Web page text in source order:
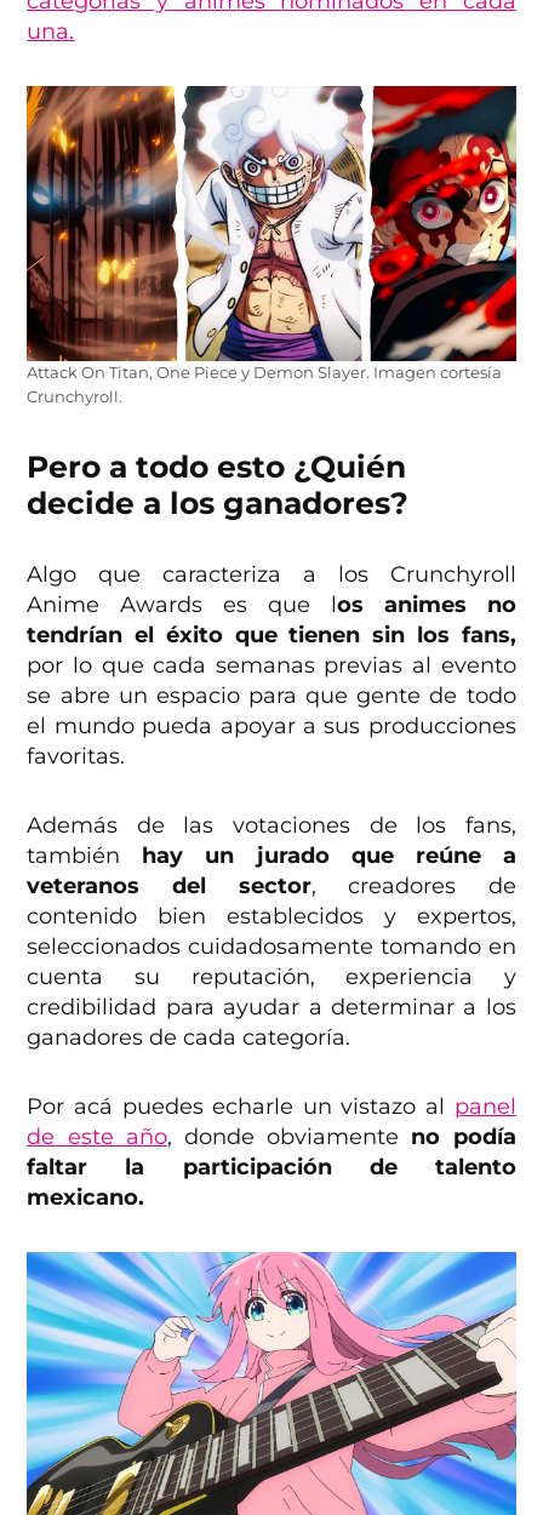
una.
Attack On Titan, One Piece y Demon Slayer. Imagen cortesía
Crunchyroll.
Pero a todo esto ¿Quién
decide a los ganadores?
Algo que caracteriza a los Crunchyroll
Anime Awards es que los animes no
tendrían el éxito que tienen sin los fans,
por lo que cada semanas previas al evento
se abre un espacio para que gente de todo
el mundo pueda apoyar a sus producciones
favoritas.
Además de las votaciones de los fans,
también hay un jurado que reúne a
veteranos del sector,
creadores de
contenido bien establecidos y expertos,
seleccionados cuidadosamente tomando en
cuenta su reputación, experiencia y
credibilidad para ayudar a determinar a los
ganadores de cada categoría.
Por acá puedes echarle un vistazo al panel
de este año, donde obviamente no podía
faltar la participación de talento
mexicano.